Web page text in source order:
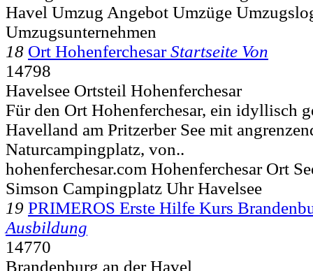
Havel Umzug Angebot Umzüge
Umzugsunternehmen
18 Ort Hohenferchesar Startseite Von
14798
Havelsee Ortsteil Hohenferchesar
Für den Ort Hohenferchesar, ein idyllisch
Havelland am Pritzerber See mit
Naturcampingplatz, von..
hohenferchesar.com Hohenferchesar Ort
Simson Campingplatz Uhr Havelsee
19 PRIMEROS Erste Hilfe Kurs
Ausbildung
14770
Brandenburg an der Havel